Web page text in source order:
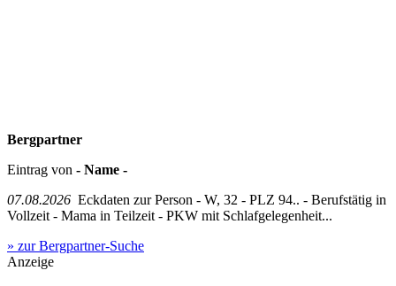
Bergpartner
Eintrag von - Name -
07.08.2026 Eckdaten zur Person - W, 32 - PLZ 94.. - Berufstätig in
Vollzeit - Mama in Teilzeit - PKW mit Schlafgelegenheit...
» zur Bergpartner-Suche
Anzeige